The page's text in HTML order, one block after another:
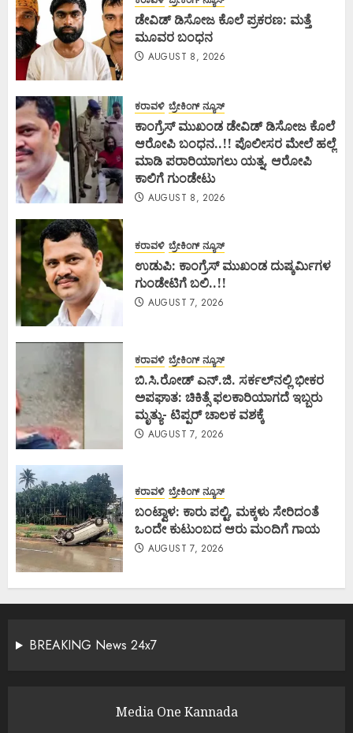
ಡೇವಿಡ್ ಡಿಸೋಜ ಕೊಲೆ ಪ್ರಕರಣ: ಮತ್ತೆ
ಮೂವರ ಬಂಧನ
AUGUST 8, 2026
ಕರಾವಳಿ ಬ್ರೇಕಿಂಗ್ ನ್ಯೂಸ್
ಕಾಂಗ್ರೆಸ್ ಮುಖಂಡ ಡೇವಿಡ್ ಡಿಸೋಜ ಕೊಲೆ
ಆರೋಪಿ ಬಂಧನ..!! ಪೊಲೀಸರ ಮೇಲೆ ಹಲ್ಲೆ
ಮಾಡಿ ಪರಾರಿಯಾಗಲು ಯತ್ನ, ಆರೋಪಿ
ಕಾಲಿಗೆ ಗುಂಡೇಟು
AUGUST 8, 2026
ಕರಾವಳಿ ಬ್ರೇಕಿಂಗ್ ನ್ಯೂಸ್
ಉಡುಪಿ: ಕಾಂಗ್ರೆಸ್ ಮುಖಂಡ ದುಷ್ಕರ್ಮಿಗಳ
ಗುಂಡೇಟಿಗೆ ಬಲಿ..!!
AUGUST 7, 2026
ಕರಾವಳಿ ಬ್ರೇಕಿಂಗ್ ನ್ಯೂಸ್
ಬಿ.ಸಿ.ರೋಡ್ ಎನ್.ಜಿ. ಸರ್ಕಲ್‌ನಲ್ಲಿ ಭೀಕರ
ಅಪಘಾತ: ಚಿಕಿತ್ಸೆ ಫಲಕಾರಿಯಾಗದೆ ಇಬ್ಬರು
ಮೃತ್ಯು- ಟಿಪ್ಪರ್ ಚಾಲಕ ವಶಕ್ಕೆ
AUGUST 7, 2026
ಕರಾವಳಿ ಬ್ರೇಕಿಂಗ್ ನ್ಯೂಸ್
ಬಂಟ್ವಾಳ: ಕಾರು ಪಲ್ಟಿ, ಮಕ್ಕಳು ಸೇರಿದಂತೆ
ಒಂದೇ ಕುಟುಂಬದ ಆರು ಮಂದಿಗೆ ಗಾಯ
AUGUST 7, 2026
BREAKING News 24x7
Media One Kannada